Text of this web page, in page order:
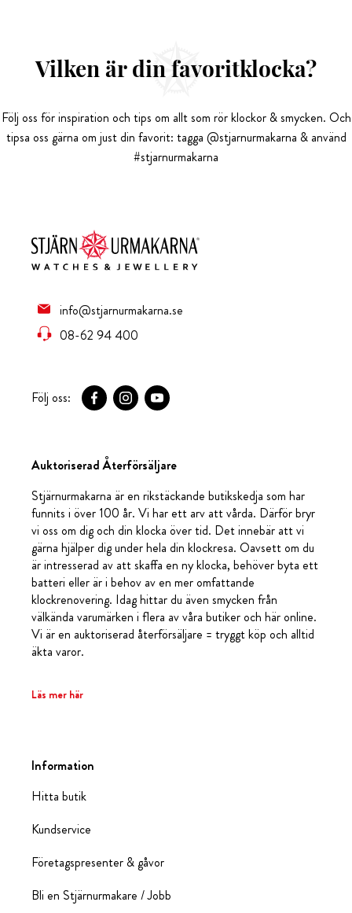
Vilken är din favoritklocka?
Följ oss för inspiration och tips om allt som rör klockor & smycken. Och
tipsa oss gärna om just din favorit: tagga @stjarnurmakarna & använd
#stjarnurmakarna
info@stjarnurmakarna.se
08-62 94 400
Följ oss:
Auktoriserad Återförsäljare
Stjärnurmakarna är en rikstäckande butikskedja som har
funnits i över 100 år. Vi har ett arv att vårda. Därför bryr
vi oss om dig och din klocka över tid. Det innebär att vi
gärna hjälper dig under hela din klockresa. Oavsett om du
är intresserad av att skaffa en ny klocka, behöver byta ett
batteri eller är i behov av en mer omfattande
klockrenovering. Idag hittar du även smycken från
välkända varumärken i flera av våra butiker och här online.
Vi är en auktoriserad återförsäljare = tryggt köp och alltid
äkta varor.
Läs mer här
Information
Hitta butik
Kundservice
Företagspresenter & gåvor
Bli en Stjärnurmakare / Jobb